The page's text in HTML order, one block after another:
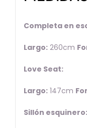
Completa en
Largo:260cm
Love Seat:
Largo:147cm
Sillón esquinero: